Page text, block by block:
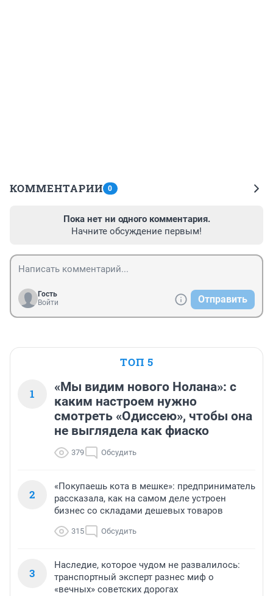
КОММЕНТАРИИ 0
Пока нет ни одного комментария.
Начните обсуждение первым!
Гость
Войти
Отправить
ТОП 5
1
«Мы видим нового Нолана»: с
каким настроем нужно
смотреть «Одиссею», чтобы она
не выглядела как фиаско
379 Обсудить
2
«Покупаешь кота в мешке»: предприниматель
рассказала, как на самом деле устроен
бизнес со складами дешевых товаров
315 Обсудить
3
Наследие, которое чудом не развалилось:
транспортный эксперт разнес миф о
«вечных» советских дорогах